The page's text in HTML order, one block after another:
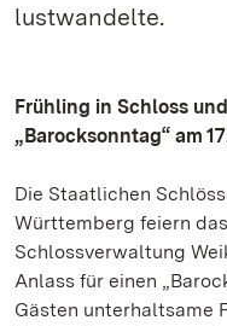
lustwandelte.
Frühling in Schloss
„Barocksonntag“ am
Die Staatlichen
Württemberg feiern
Schlossverwaltung
Anlass für einen
Gästen unterhaltsame